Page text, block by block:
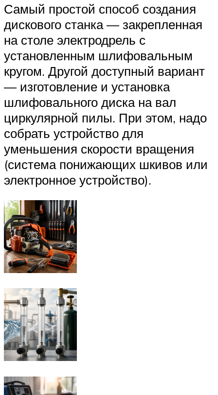
Самый простой способ создания
дискового станка — закрепленная
на столе электродрель с
установленным шлифовальным
кругом. Другой доступный вариант
— изготовление и установка
шлифовального диска на вал
циркулярной пилы. При этом, надо
собрать устройство для
уменьшения скорости вращения
(система понижающих шкивов или
электронное устройство).